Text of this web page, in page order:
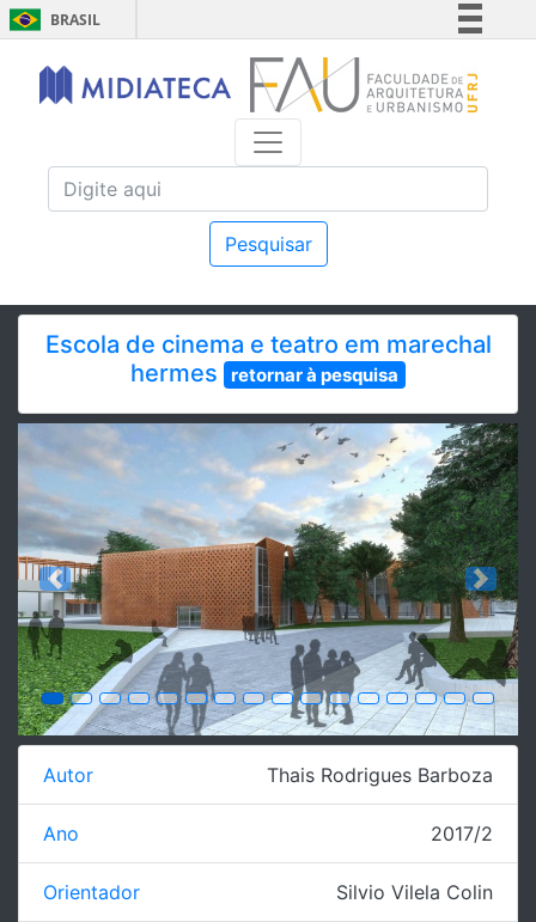
BRASIL
Simplifique!
Comunica BR
Acesso à informação
Pesquisar
Escola de cinema e teatro em marechal
hermes
retornar à pesquisa
Previous Next
Autor Thais Rodrigues Barboza
Ano 2017/2
Orientador Silvio Vilela Colin